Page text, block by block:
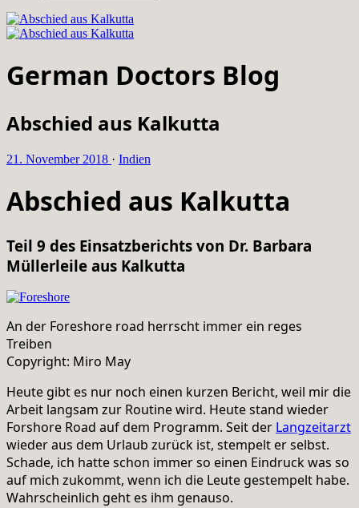
German Doctors Blog
Abschied aus Kalkutta
21. November 2018 · Indien
Abschied aus Kalkutta
Teil 9 des Einsatzberichts von Dr. Barbara
Müllerleile aus Kalkutta
An der Foreshore road herrscht immer ein reges
Treiben
Copyright: Miro May
Heute gibt es nur noch einen kurzen Bericht, weil mir die
Arbeit langsam zur Routine wird. Heute stand wieder
Forshore Road auf dem Programm. Seit der Langzeitarzt
wieder aus dem Urlaub zurück ist, stempelt er selbst.
Schade, ich hatte schon immer so einen Eindruck was so
auf mich zukommt, wenn ich die Leute gestempelt habe.
Wahrscheinlich geht es ihm genauso.